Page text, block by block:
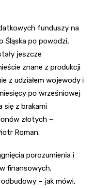
funduszy na
Śląska po powodzi,
jeszcze
znane z produkcji
z udziałem wojewody i
po wrześniowej
się z brakami
złotych –
Roman.
porozumienia i
finansowych.
– jak mówi,